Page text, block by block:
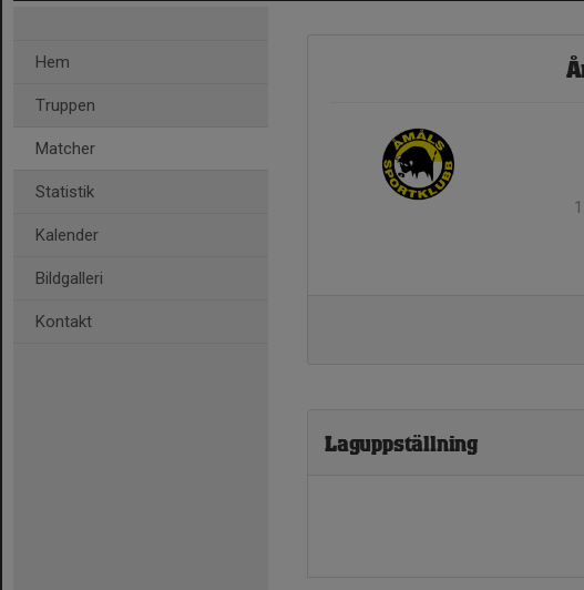
Hem
Truppen
Matcher
Statistik
Kalender
Bildgalleri
Kontakt
Laguppställning